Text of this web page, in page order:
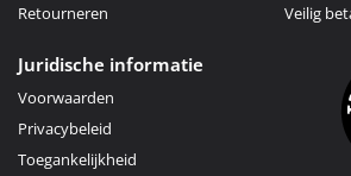
Retourneren
Veilig
Juridische informatie
Voorwaarden
Privacybeleid
Toegankelijkheid